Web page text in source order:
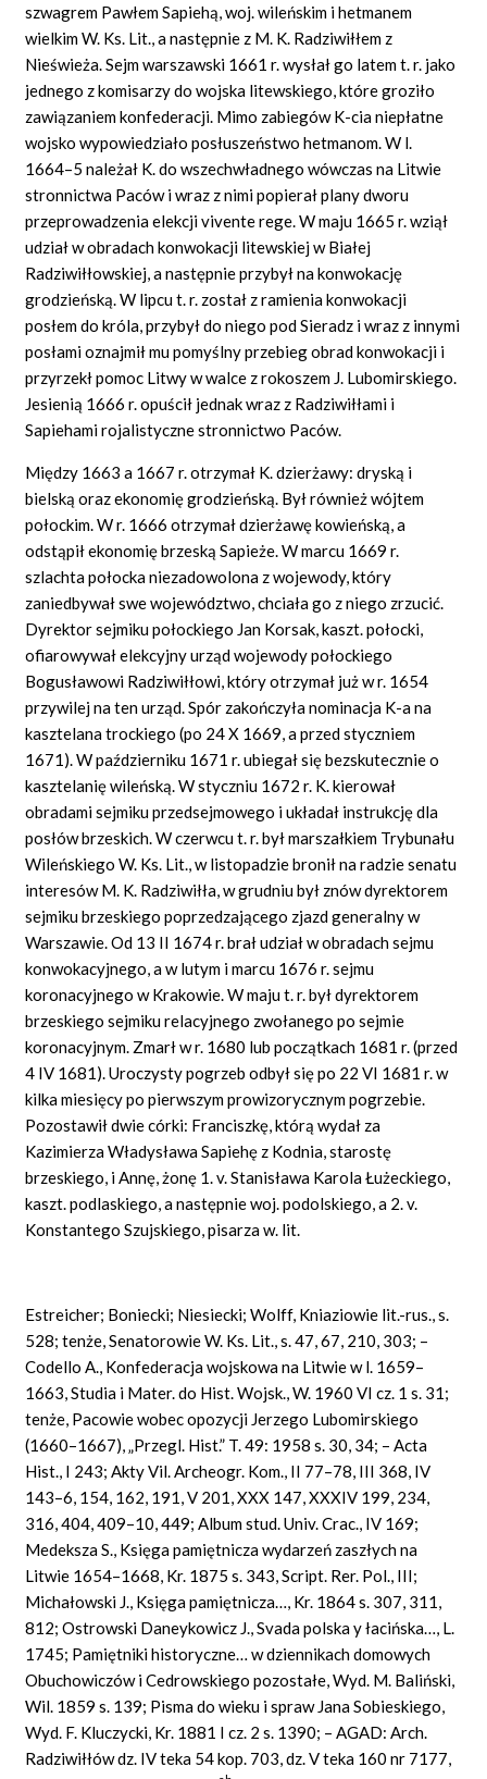
szwagrem Pawłem Sapiehą, woj. wileńskim i hetmanem
wielkim W. Ks. Lit., a następnie z M. K. Radziwiłłem z
Nieświeża. Sejm warszawski 1661 r. wysłał go latem t. r. jako
jednego z komisarzy do wojska litewskiego, które groziło
zawiązaniem konfederacji. Mimo zabiegów K-cia niepłatne
wojsko wypowiedziało posłuszeństwo hetmanom. W l.
1664–5 należał K. do wszechwładnego wówczas na Litwie
stronnictwa Paców i wraz z nimi popierał plany dworu
przeprowadzenia elekcji vivente rege. W maju 1665 r. wziął
udział w obradach konwokacji litewskiej w Białej
Radziwiłłowskiej, a następnie przybył na konwokację
grodzieńską. W lipcu t. r. został z ramienia konwokacji
posłem do króla, przybył do niego pod Sieradz i wraz z innymi
posłami oznajmił mu pomyślny przebieg obrad konwokacji i
przyrzekł pomoc Litwy w walce z rokoszem J. Lubomirskiego.
Jesienią 1666 r. opuścił jednak wraz z Radziwiłłami i
Sapiehami rojalistyczne stronnictwo Paców.
Między 1663 a 1667 r. otrzymał K. dzierżawy: dryską i
bielską oraz ekonomię grodzieńską. Był również wójtem
połockim. W r. 1666 otrzymał dzierżawę kowieńską, a
odstąpił ekonomię brzeską Sapieże. W marcu 1669 r.
szlachta połocka niezadowolona z wojewody, który
zaniedbywał swe województwo, chciała go z niego zrzucić.
Dyrektor sejmiku połockiego Jan Korsak, kaszt. połocki,
ofiarowywał elekcyjny urząd wojewody połockiego
Bogusławowi Radziwiłłowi, który otrzymał już w r. 1654
przywilej na ten urząd. Spór zakończyła nominacja K-a na
kasztelana trockiego (po 24 X 1669, a przed styczniem
1671). W październiku 1671 r. ubiegał się bezskutecznie o
kasztelanię wileńską. W styczniu 1672 r. K. kierował
obradami sejmiku przedsejmowego i układał instrukcję dla
posłów brzeskich. W czerwcu t. r. był marszałkiem Trybunału
Wileńskiego W. Ks. Lit., w listopadzie bronił na radzie senatu
interesów M. K. Radziwiłła, w grudniu był znów dyrektorem
sejmiku brzeskiego poprzedzającego zjazd generalny w
Warszawie. Od 13 II 1674 r. brał udział w obradach sejmu
konwokacyjnego, a w lutym i marcu 1676 r. sejmu
koronacyjnego w Krakowie. W maju t. r. był dyrektorem
brzeskiego sejmiku relacyjnego zwołanego po sejmie
koronacyjnym. Zmarł w r. 1680 lub początkach 1681 r. (przed
4 IV 1681). Uroczysty pogrzeb odbył się po 22 VI 1681 r. w
kilka miesięcy po pierwszym prowizorycznym pogrzebie.
Pozostawił dwie córki: Franciszkę, którą wydał za
Kazimierza Władysława Sapiehę z Kodnia, starostę
brzeskiego, i Annę, żonę 1. v. Stanisława Karola Łużeckiego,
kaszt. podlaskiego, a następnie woj. podolskiego, a 2. v.
Konstantego Szujskiego, pisarza w. lit.
Estreicher; Boniecki; Niesiecki; Wolff, Kniaziowie lit.-rus., s.
528; tenże, Senatorowie W. Ks. Lit., s. 47, 67, 210, 303; –
Codello A., Konfederacja wojskowa na Litwie w l. 1659–
1663, Studia i Mater. do Hist. Wojsk., W. 1960 VI cz. 1 s. 31;
tenże, Pacowie wobec opozycji Jerzego Lubomirskiego
(1660–1667), „Przegl. Hist.” T. 49: 1958 s. 30, 34; – Acta
Hist., I 243; Akty Vil. Archeogr. Kom., II 77–78, III 368, IV
143–6, 154, 162, 191, V 201, XXX 147, XXXIV 199, 234,
316, 404, 409–10, 449; Album stud. Univ. Crac., IV 169;
Medeksza S., Księga pamiętnicza wydarzeń zaszłych na
Litwie 1654–1668, Kr. 1875 s. 343, Script. Rer. Pol., III;
Michałowski J., Księga pamiętnicza…, Kr. 1864 s. 307, 311,
812; Ostrowski Daneykowicz J., Svada polska y łacińska…, L.
1745; Pamiętniki historyczne… w dziennikach domowych
Obuchowiczów i Cedrowskiego pozostałe, Wyd. M. Baliński,
Wil. 1859 s. 139; Pisma do wieku i spraw Jana Sobieskiego,
Wyd. F. Kluczycki, Kr. 1881 I cz. 2 s. 1390; – AGAD: Arch.
Radziwiłłów dz. IV teka 54 kop. 703, dz. V teka 160 nr 7177,